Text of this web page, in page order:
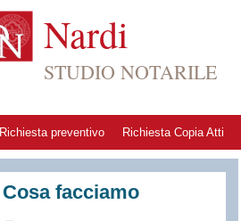
Nardi
STUDIO NOTARILE
Richiesta preventivo Richiesta Copia Atti
Cosa facciamo